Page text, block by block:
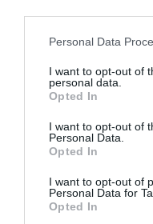
Please note that this
not limited to your visit
grant or deny consent
use your data for below
consent section.
Personal Data
I want to opt-out of
personal data.
Opted In
I want to opt-out of
Personal Data.
Opted In
I want to opt-out of
Personal Data for
Opted In